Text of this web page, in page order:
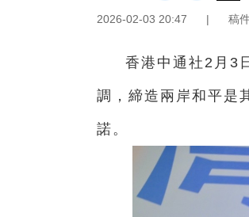
2026-02-03 20:47 | 稿
香港中通社2月3
調，締造兩岸和平是
諾。